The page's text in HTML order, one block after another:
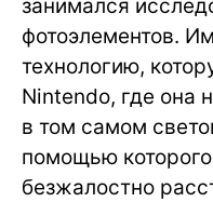
занимался
фотоэлементов.
технологию,
Nintendo, где она
в том самом
помощью
безжалостно